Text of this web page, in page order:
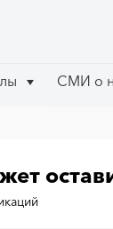
СМИ о
СМИ о